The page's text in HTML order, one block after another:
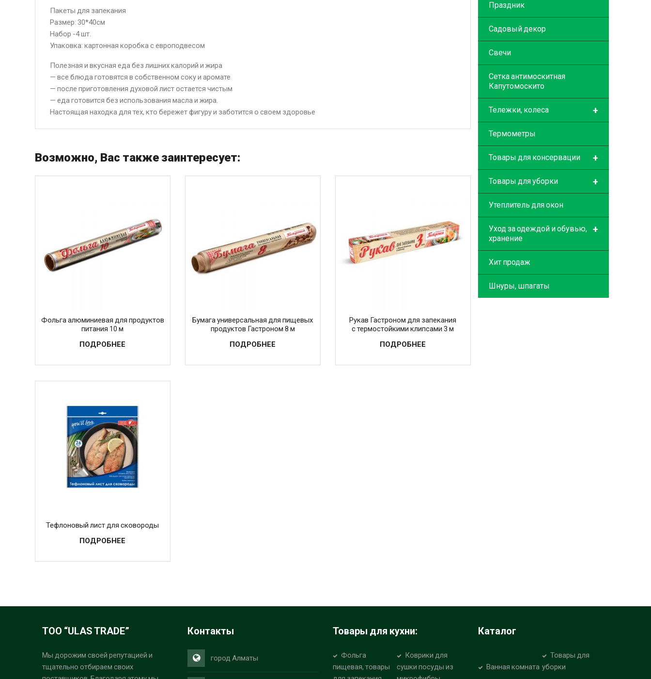
Пакеты для запекания
Размер: 30*40см
Набор -4 шт.
Упаковка: картонная коробка с европодвесом
Полезная и вкусная еда без лишних калорий и жира
— все блюда готовятся в собственном соку и аромате
— после приготовления духовой лист остается чистым
— еда готовится без использования масла и жира.
Настоящая находка для тех, кто бережет фигуру и заботится о своем здоровье
Возможно, Вас также заинтересует:
Фольга алюминиевая для продуктов
питания 10 м
ПОДРОБНЕЕ
Бумага универсальная для пищевых
продуктов Гастроном 8 м
ПОДРОБНЕЕ
Рукав Гастроном для запекания
с термостойкими клипсами 3 м
ПОДРОБНЕЕ
Тефлоновый лист для сковороды
ПОДРОБНЕЕ
Праздник
Садовый декор
Свечи
Сетка антимоскитная
Капутомоскито
+
Тележки, колеса
Термометры
+
Товары для консервации
+
Товары для уборки
Утеплитель для окон
+
Уход за одеждой и обувью,
хранение
Хит продаж
Шнуры, шпагаты
ТОО “ULAS TRADE”
Мы дорожим своей репутацией и
тщательно отбираем своих
Контакты
город Алматы
Товары для кухни:
Фольга
пищевая, товары
Коврики для
сушки посуды из
Каталог
Ванная комната
Товары для
уборки